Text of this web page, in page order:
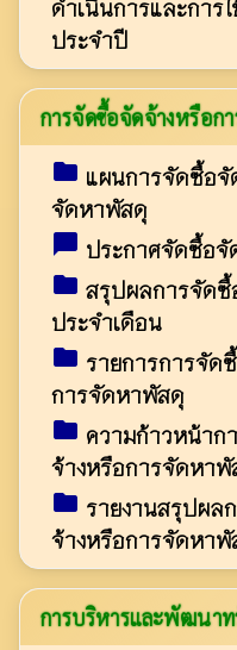
ดำเนินการและการ
ประจำปี
การจัดซื้อจัดจ้างหรือก
folder แผนการจัดซื้อจั
จัดหาพัสดุ
chat_bubble ประกาศจัดซื้อจั
folder สรุปผลการจัดซื้
ประจำเดือน
folder รายการการจัด
การจัดหาพัสดุ
folder ความก้าวหน้าก
จ้างหรือการจัดหาพั
folder รายงานสรุปผล
จ้างหรือการจัดหา
การบริหารและพัฒนา